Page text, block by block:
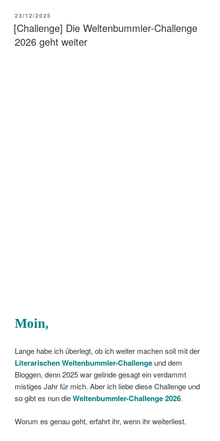
Quartal
1“
VERÖFFENTLICHT
AM
23/12/2025
[Challenge] Die Weltenbummler-Challenge
2026 geht weiter
Moin,
Lange habe ich überlegt, ob ich weiter machen soll mit der
Literarischen Weltenbummler-Challenge und dem
Bloggen, denn 2025 war gelinde gesagt ein verdammt
mistiges Jahr für mich. Aber ich liebe diese Challenge und
so gibt es nun dieWeltenbummler-Challenge 2026.
Worum es genau geht, erfahrt ihr, wenn ihr weiterliest.